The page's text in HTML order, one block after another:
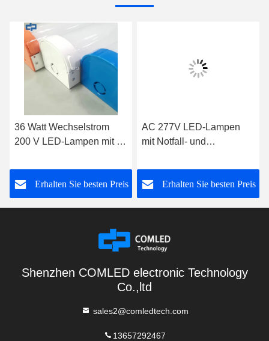
36 Watt Wechselstrom
200 V LED-Lampen mit 10
Erhalten Sie besten Preis
AC 277V LED-Lampen
mit Notfall- und
Erhalten Sie besten Preis
Shenzhen COMLED electronic Technology
Co.,ltd
sales2@comledtech.com
13657292467